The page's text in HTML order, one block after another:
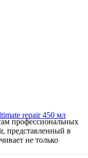
repair 450 мл
профессиональных
представленный в
не только